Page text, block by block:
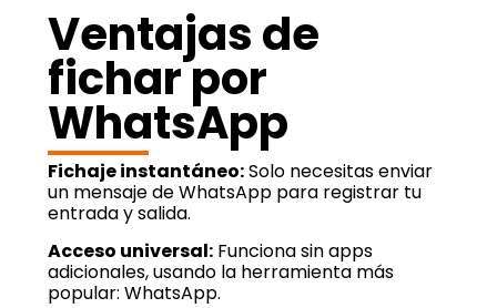
Ventajas de
fichar por
WhatsApp
Fichaje instantáneo:Solo necesitas enviar
un mensaje de WhatsApp para registrar tu
entrada y salida.
Acceso universal: Funciona sin apps
adicionales, usando la herramienta más
popular: WhatsApp.